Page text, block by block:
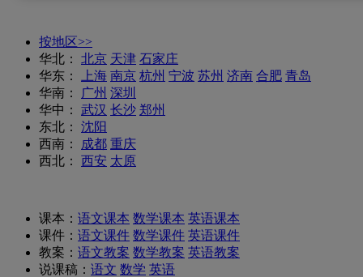
按地区>>
华北：
北京 天津 石家庄
华东：
上海 南京 杭州 宁波 苏州 济南 合肥 青岛
华南：
广州 深圳
华中：
武汉 长沙 郑州
东北：
沈阳
西南：
成都 重庆
西北：
西安 太原
课本： 语文课本 数学课本 英语课本
课件： 语文课件 数学课件 英语课件
教案： 语文教案 数学教案 英语教案
说课稿： 语文 数学 英语